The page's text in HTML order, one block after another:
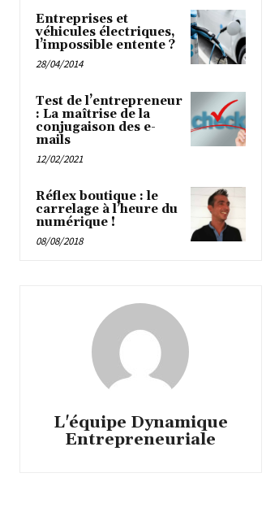
Entreprises et
véhicules électriques,
l’impossible entente ?
28/04/2014
Test de l’entrepreneur
: La maîtrise de la
conjugaison des e-
mails
12/02/2021
Réflex boutique : le
carrelage à l’heure du
numérique !
08/08/2018
L'équipe Dynamique
Entrepreneuriale